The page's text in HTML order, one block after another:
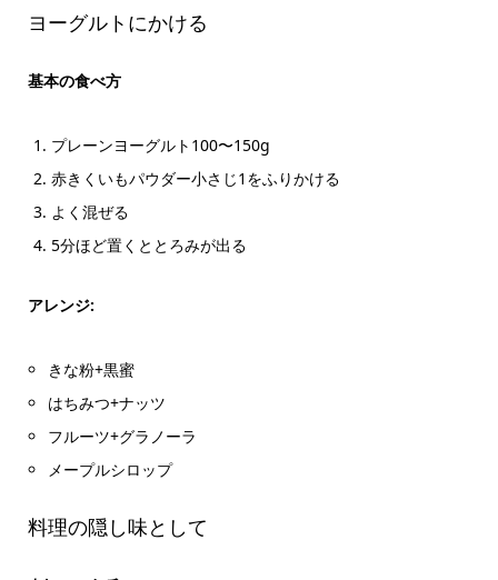
ヨーグルトにかける
基本の食べ方
プレーンヨーグルト100〜150g
赤きくいもパウダー小さじ1をふりかける
よく混ぜる
5分ほど置くととろみが出る
アレンジ:
きな粉+黒蜜
はちみつ+ナッツ
フルーツ+グラノーラ
メープルシロップ
料理の隠し味として